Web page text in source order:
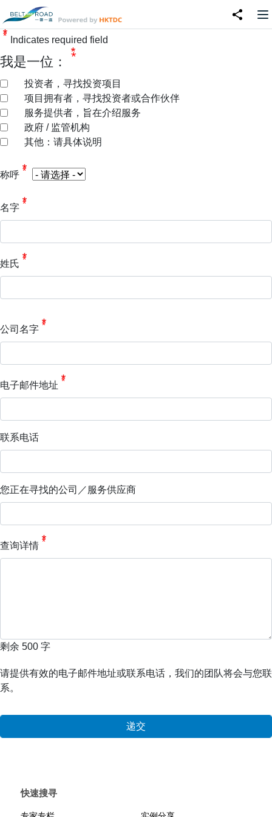
Indicates required field
我是一位：
投资者，寻找投资项目
项目拥有者，寻找投资者或合作伙伴
服务提供者，旨在介绍服务
政府 / 监管机构
其他：请具体说明
名
称呼
名字
姓氏
公司名字
电子邮件地址
联系电话
您正在寻找的公司／服务供应商
查询详情
剩余 500 字
请提供有效的电子邮件地址或联系电话，我们的团队将会与您联
系。
快速搜寻